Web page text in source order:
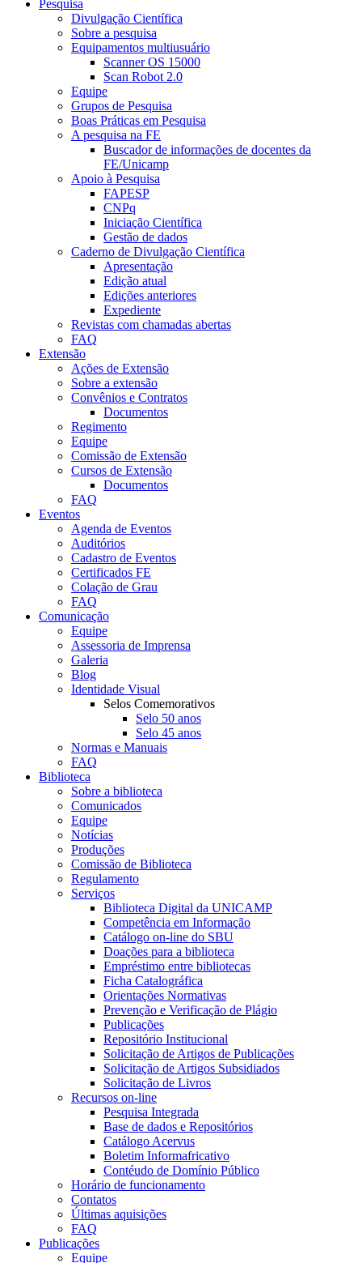
Pesquisa
Divulgação Científica
Sobre a pesquisa
Equipamentos multiusuário
Scanner OS 15000
Scan Robot 2.0
Equipe
Grupos de Pesquisa
Boas Práticas em Pesquisa
A pesquisa na FE
Buscador de informações de docentes da
FE/Unicamp
Apoio à Pesquisa
FAPESP
CNPq
Iniciação Científica
Gestão de dados
Caderno de Divulgação Científica
Apresentação
Edição atual
Edições anteriores
Expediente
Revistas com chamadas abertas
FAQ
Extensão
Ações de Extensão
Sobre a extensão
Convênios e Contratos
Documentos
Regimento
Equipe
Comissão de Extensão
Cursos de Extensão
Documentos
FAQ
Eventos
Agenda de Eventos
Auditórios
Cadastro de Eventos
Certificados FE
Colação de Grau
FAQ
Comunicação
Equipe
Assessoria de Imprensa
Galeria
Blog
Identidade Visual
Selos Comemorativos
Selo 50 anos
Selo 45 anos
Normas e Manuais
FAQ
Biblioteca
Sobre a biblioteca
Comunicados
Equipe
Notícias
Produções
Comissão de Biblioteca
Regulamento
Serviços
Biblioteca Digital da UNICAMP
Competência em Informação
Catálogo on-line do SBU
Doações para a biblioteca
Empréstimo entre bibliotecas
Ficha Catalográfica
Orientações Normativas
Prevenção e Verificação de Plágio
Publicações
Repositório Institucional
Solicitação de Artigos de Publicações
Solicitação de Artigos Subsidiados
Solicitação de Livros
Recursos on-line
Pesquisa Integrada
Base de dados e Repositórios
Catálogo Acervus
Boletim Informafricativo
Contéudo de Domínio Público
Horário de funcionamento
Contatos
Últimas aquisições
FAQ
Publicações
Equipe